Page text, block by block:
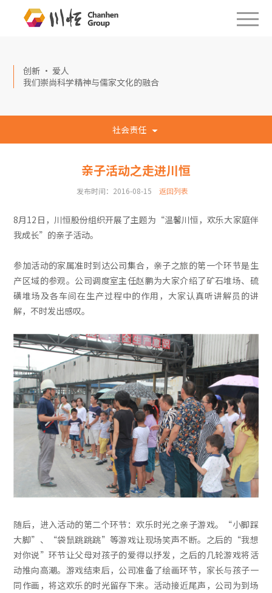
创新 · 爱人
我们崇尚科学精神与儒家文化的融合
社会责任
亲子活动之走进川恒
发布时间：2016-08-15 返回列表
8月12日，川恒股份组织开展了主题为“温馨川恒，欢乐大家庭伴
我成长”的亲子活动。
参加活动的家属准时到达公司集合，亲子之旅的第一个环节是生
产区域的参观。公司调度室主任赵鹏为大家介绍了矿石堆场、硫
磺堆场及各车间在生产过程中的作用，大家认真听讲解员的讲
解，不时发出感叹。
随后，进入活动的第二个环节：欢乐时光之亲子游戏。“小脚踩
大脚”、“袋鼠跳跳跳”等游戏让现场笑声不断。之后的“我想
对你说”环节让父母对孩子的爱得以抒发，之后的几轮游戏将活
动推向高潮。游戏结束后，公司准备了绘画环节，家长与孩子一
同作画，将这欢乐的时光留存下来。活动接近尾声，公司为到场